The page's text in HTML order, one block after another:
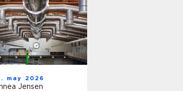
may 2026
Jensen